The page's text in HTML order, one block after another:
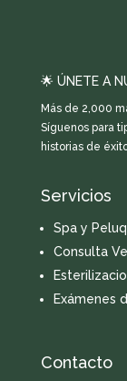
🌟 ÚNETE A
Más de 2,000
Síguenos para
historias de
Servicios
Spa y
Consulta
Exámenes
Contacto